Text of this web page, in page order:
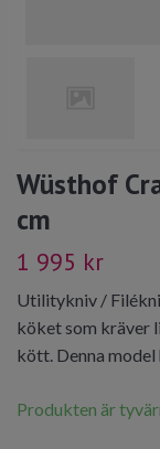
Wüsthof
cm
1 995 kr
Utilitykniv /
köket som kräver
kött. Denna model
Produkten är